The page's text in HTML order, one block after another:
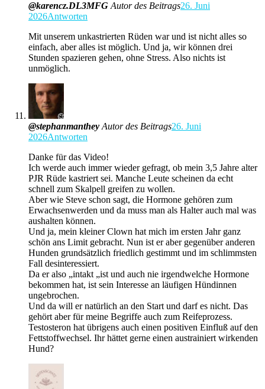
@karencz.DL3MFG Autor des Beitrags26. Juni
2026Antworten
Mit unserem unkastrierten Rüden war und ist nicht alles so
einfach, aber alles ist möglich. Und ja, wir können drei
Stunden spazieren gehen, ohne Stress. Also nichts ist
unmöglich.
@stephanmanthey Autor des Beitrags26. Juni
2026Antworten
Danke für das Video!
Ich werde auch immer wieder gefragt, ob mein 3,5 Jahre alter
PJR Rüde kastriert sei. Manche Leute scheinen da echt
schnell zum Skalpell greifen zu wollen.
Aber wie Steve schon sagt, die Hormone gehören zum
Erwachsenwerden und da muss man als Halter auch mal was
aushalten können.
Und ja, mein kleiner Clown hat mich im ersten Jahr ganz
schön ans Limit gebracht. Nun ist er aber gegenüber anderen
Hunden grundsätzlich friedlich gestimmt und im schlimmsten
Fall desinteressiert.
Da er also „intakt „ist und auch nie irgendwelche Hormone
bekommen hat, ist sein Interesse an läufigen Hündinnen
ungebrochen.
Und da will er natürlich an den Start und darf es nicht. Das
gehört aber für meine Begriffe auch zum Reifeprozess.
Testosteron hat übrigens auch einen positiven Einfluß auf den
Fettstoffwechsel. Ihr hättet gerne einen austrainiert wirkenden
Hund?